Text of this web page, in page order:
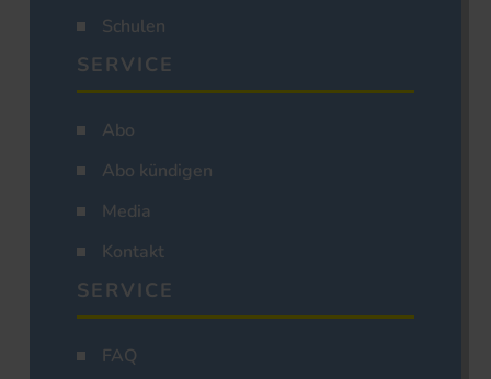
Schulen
SERVICE
Abo
Abo kündigen
Media
Kontakt
SERVICE
FAQ